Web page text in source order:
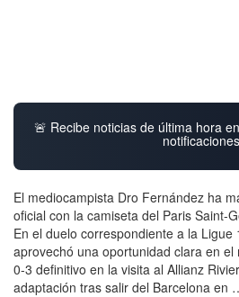
🚨 Recibe noticias de última hora
notificaciones
El mediocampista Dro Fernández ha
oficial con la camiseta del Paris Saint-
En el duelo correspondiente a la Ligue
aprovechó una oportunidad clara en el
0-3 definitivo en la visita al Allianz
adaptación tras salir del Barcelona en